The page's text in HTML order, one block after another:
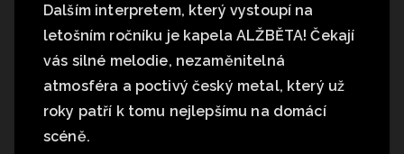
Dalším interpretem, který vystoupí na
letošním ročníku je kapela ALŽBĚTA! Čekají
vás silné melodie, nezaměnitelná
atmosféra a poctivý český metal, který už
roky patří k tomu nejlepšímu na domácí
scéně.